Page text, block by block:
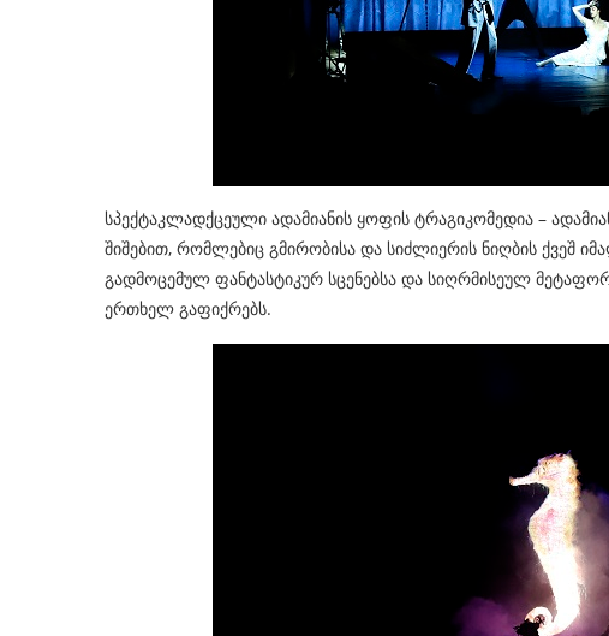
სპექტაკლადქცეული ადამიანის ყოფის ტრაგიკომედია –
შიშებით, რომლებიც გმირობისა და სიძლიერის ნიღბის
გადმოცემულ ფანტასტიკურ სცენებსა და სიღრმისეულ
ერთხელ გაფიქრებს.